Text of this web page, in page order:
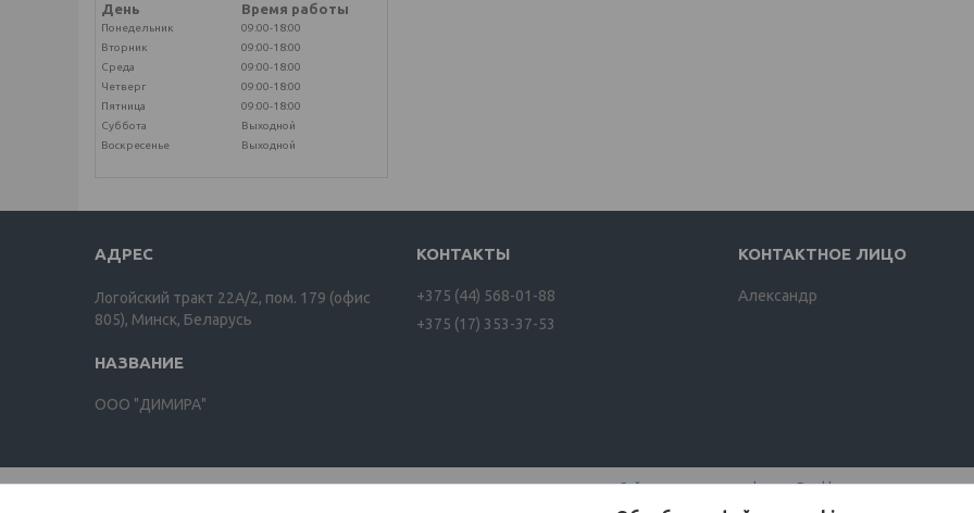
День
Время работы
Понедельник
09:00-18:00
Вторник
09:00-18:00
Среда
09:00-18:00
Четверг
09:00-18:00
Пятница
09:00-18:00
Суббота
Выходной
Воскресенье
Выходной
Логойский тракт 22А/2, пом. 179 (офис
805), Минск, Беларусь
ООО "ДИМИРА"
+375 (44) 568-01-88
+375 (17) 353-37-53
Александр
Сайт создан на платформе Deal.by
Политика обработки файлов cookies